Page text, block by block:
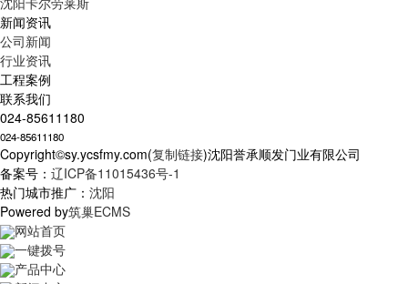
新闻资讯
公司新闻
行业资讯
工程案例
联系我们
024-85611180
024-85611180
Copyright©sy.ycsfmy.com(复制链接)沈阳誉承顺发门业有限公司
备案号： 辽ICP备11015436号-1
热门城市推广： 沈阳
Powered by筑巢ECMS
网站首页
一键拨号
产品中心